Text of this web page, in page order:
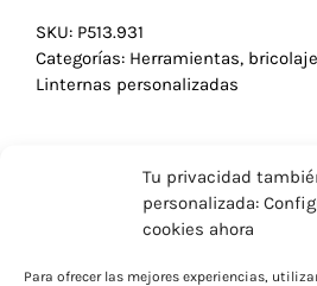
Tu privacidad
personalizada:
cookies ahora
Para ofrecer las mejores experiencias,
SKU: P513.931
Categorías: Herramientas,
Linternas personalizadas